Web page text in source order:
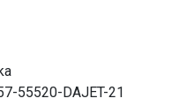
55520-DAJET-21